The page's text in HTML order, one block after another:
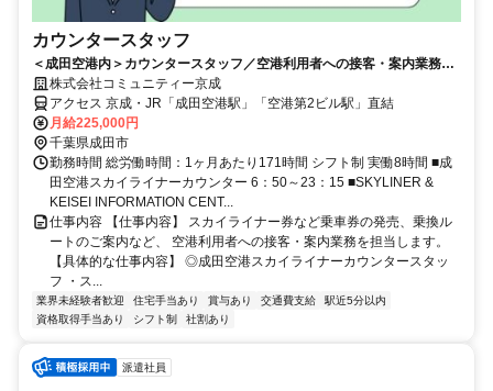
カウンタースタッフ
＜成田空港内＞カウンタースタッフ／空港利用者への接客・案内業務
英語が活かせます！
株式会社コミュニティー京成
アクセス 京成・JR「成田空港駅」「空港第2ビル駅」直結
月給225,000円
千葉県成田市
勤務時間 総労働時間：1ヶ月あたり171時間 シフト制 実働8時間 ■成
田空港スカイライナーカウンター 6：50～23：15 ■SKYLINER &
KEISEI INFORMATION CENT...
仕事内容 【仕事内容】 スカイライナー券など乗車券の発売、乗換ル
ートのご案内など、 空港利用者への接客・案内業務を担当します。
【具体的な仕事内容】 ◎成田空港スカイライナーカウンタースタッ
フ ・ス...
業界未経験者歓迎 住宅手当あり 賞与あり 交通費支給
駅近5分以内
資格取得手当あり
シフト制 社割あり
派遣社員